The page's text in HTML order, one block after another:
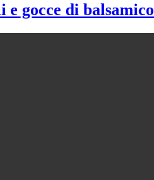
gocce di balsamico